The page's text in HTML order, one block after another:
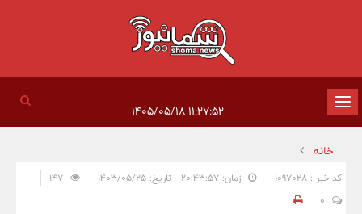
تغییر
وضعیت
ناوبری
۱۱:۲۷:۵۲ ۱۴۰۵/۰۵/۱۸
خانه
کد خبر : 1097028 زمان: ۲۰:۴۳:۵۷ - تاریخ: ۱۴۰۳/۰۵/۲۵
0